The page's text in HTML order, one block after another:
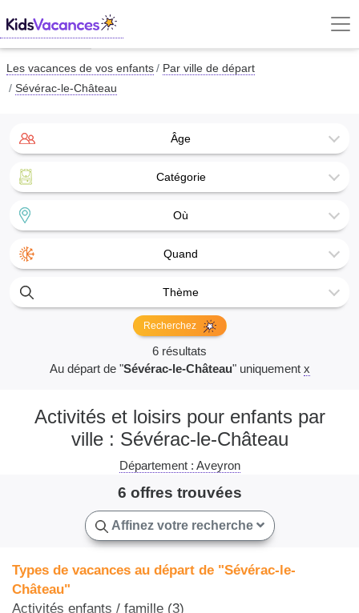
Les vacances de vos enfants
Par ville de départ
Sévérac-le-Château
Âge
Catégorie
Où
Quand
Thème
Recherchez
6 résultats
Au départ de "Sévérac-le-Château" uniquement x
Activités et loisirs pour enfants par
ville : Sévérac-le-Château
Département : Aveyron
6 offres trouvées
Affinez votre recherche
Types de vacances au départ de "Sévérac-le-
Château"
Activités enfants / famille (3)